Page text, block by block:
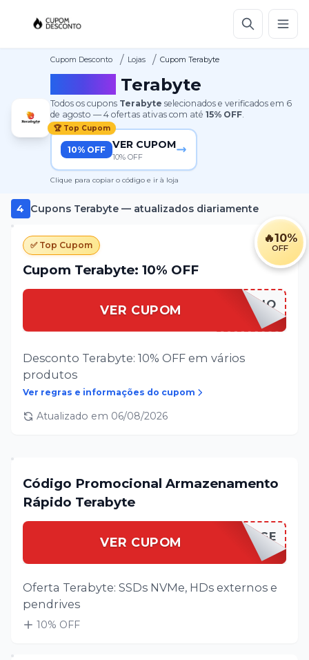
Cupom Desconto / Lojas / Cupom Terabyte
Terabyte
Todos os cupons Terabyte selecionados e verificados em 6
de agosto —4 ofertas ativas com até15% OFF.
🏆 Top Cupom
10% OFF VER CUPOM
10% OFF
Clique para copiar o código e ir à loja
4 Cupons Terabyte— atualizados diariamente
🔥10%
OFF
✅ Top Cupom
Cupom Terabyte: 10% OFF
VER CUPOM GAMERFRIO
Desconto Terabyte: 10% OFF em vários
produtos
Ver regras e informações do cupom
Atualizado em 06/08/2026
Código Promocional Armazenamento
Rápido Terabyte
VER CUPOMTERABYSTORAGE
Oferta Terabyte: SSDs NVMe, HDs externos e
pendrives
10% OFF